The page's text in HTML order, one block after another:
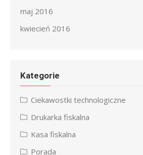
maj 2016
kwiecień 2016
Kategorie
Ciekawostki technologiczne
Drukarka fiskalna
Kasa fiskalna
Porada